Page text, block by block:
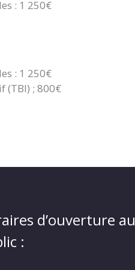
: 1 250€
: 1 250€
(TBI) ; 800€
d’ouverture au
: